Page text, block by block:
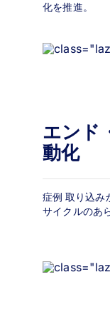
化を推進。
エンド
動化
症例 取り込み
サイクルのあ